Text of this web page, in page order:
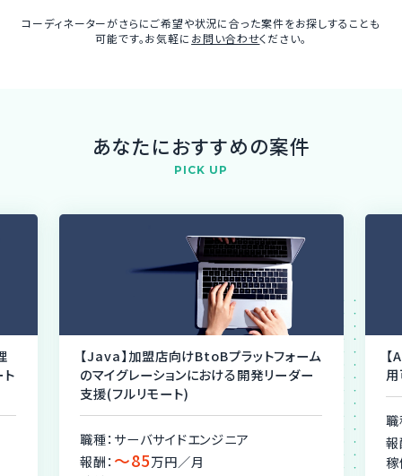
コーディネーターがさらにご希望や状況に合った案件をお探しすることも
可能です。お気軽に お問い合わせください。
あなたにおすすめの案件
PICK UP
【Java】加盟店向けBtoBプラットフォーム
のマイグレーションにおける開発リーダー
支援(フルリモート)
職種：サーバサイドエンジニア
報酬： 〜85万円／月
職
報